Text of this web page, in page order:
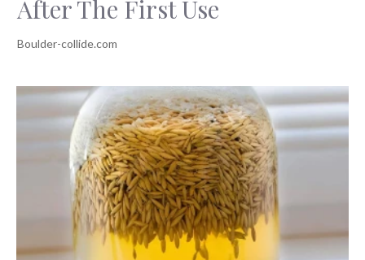
After The First Use